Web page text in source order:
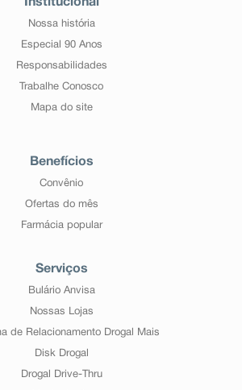
Institucional
Nossa história
Especial 90 Anos
Responsabilidades
Trabalhe Conosco
Mapa do site
Benefícios
Convênio
Ofertas do mês
Farmácia popular
Serviços
Bulário Anvisa
Nossas Lojas
de Relacionamento Drogal Mais
Disk Drogal
Drogal Drive-Thru